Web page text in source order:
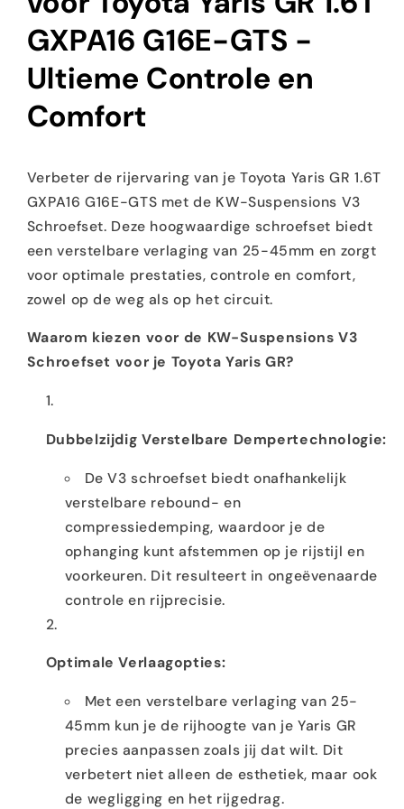
GXPA16 G16E-GTS -
Ultieme Controle en
Comfort
Verbeter de rijervaring van je Toyota Yaris GR 1.6T
GXPA16 G16E-GTS met de KW-Suspensions V3
Schroefset. Deze hoogwaardige schroefset biedt
een verstelbare verlaging van 25-45mm en zorgt
voor optimale prestaties, controle en comfort,
zowel op de weg als op het circuit.
Waarom kiezen voor de KW-Suspensions V3
Schroefset voor je Toyota Yaris GR?
Dubbelzijdig Verstelbare Dempertechnologie:
De V3 schroefset biedt onafhankelijk
verstelbare rebound- en
compressiedemping, waardoor je de
ophanging kunt afstemmen op je rijstijl en
voorkeuren. Dit resulteert in ongeëvenaarde
controle en rijprecisie.
Optimale Verlaagopties:
Met een verstelbare verlaging van 25-
45mm kun je de rijhoogte van je Yaris GR
precies aanpassen zoals jij dat wilt. Dit
verbetert niet alleen de esthetiek, maar ook
de wegligging en het rijgedrag.